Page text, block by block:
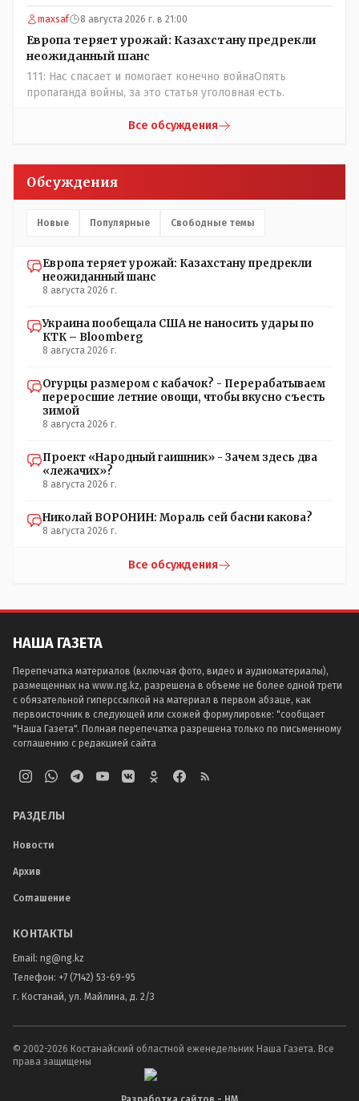
maxsaf 8 августа 2026 г. в 21:00
Европа теряет урожай: Казахстану предрекли
неожиданный шанс
111: Нас спасает и помогает конечно войнаОпять
пропаганда войны, за это статья уголовная есть.
Все обсуждения
Обсуждения
Новые Популярные Свободные темы
Европа теряет урожай: Казахстану предрекли
неожиданный шанс
8 августа 2026 г.
Украина пообещала США не наносить удары по
КТК – Bloomberg
8 августа 2026 г.
Огурцы размером с кабачок? - Перерабатываем
переросшие летние овощи, чтобы вкусно съесть
зимой
8 августа 2026 г.
Проект «Народный гаишник» - Зачем здесь два
«лежачих»?
8 августа 2026 г.
Николай ВОРОНИН: Мораль сей басни какова?
8 августа 2026 г.
Все обсуждения
НАША ГАЗЕТА
Перепечатка материалов (включая фото, видео и аудиоматериалы),
размещенных на www.ng.kz, разрешена в объеме не более одной трети
с обязательной гиперссылкой на материал в первом абзаце, как
первоисточник в следующей или схожей формулировке: "сообщает
"Наша Газета". Полная перепечатка разрешена только по письменному
соглашению с редакцией сайта
РАЗДЕЛЫ
Новости
Архив
Соглашение
КОНТАКТЫ
Email: ng@ng.kz
Телефон: +7 (7142) 53-69-95
г. Костанай, ул. Майлина, д. 2/3
© 2002-2026 Костанайский областной еженедельник Наша Газета. Все
права защищены